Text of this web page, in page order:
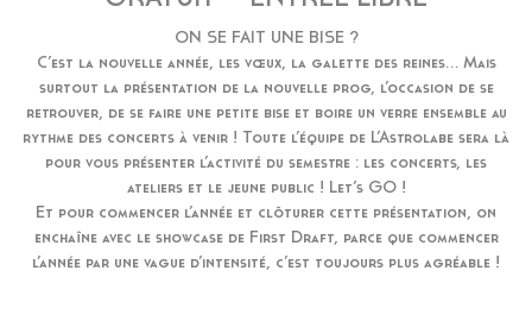
ON SE FAIT UNE BISE ?
C’est la nouvelle année, les vœux, la galette des reines… Mais
surtout la présentation de la nouvelle prog, l’occasion de se
retrouver, de se faire une petite bise et boire un verre ensemble au
rythme des concerts à venir ! Toute l’équipe de L’Astrolabe sera là
pour vous présenter l’activité du semestre : les concerts, les
ateliers et le jeune public ! Let’s GO !
Et pour commencer l’année et clôturer cette présentation, on
enchaîne avec le showcase de First Draft, parce que commencer
l’année par une vague d’intensité, c’est toujours plus agréable !